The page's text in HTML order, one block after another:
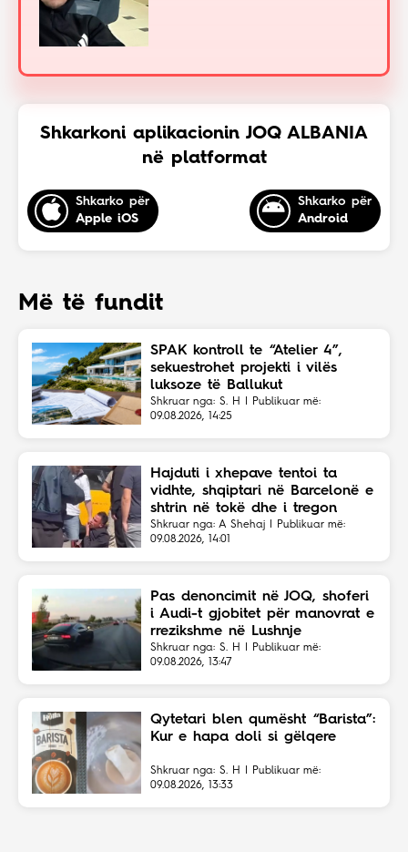
Shkarkoni aplikacionin JOQ ALBANIA
në platformat
Shkarko për
Apple iOS
Shkarko për
Android
Më të fundit
SPAK kontroll te “Atelier 4”,
sekuestrohet projekti i vilës
luksoze të Ballukut
Shkruar nga: S. H | Publikuar më:
09.08.2026, 14:25
Hajduti i xhepave tentoi ta
vidhte, shqiptari në Barcelonë e
shtrin në tokë dhe i tregon
vendin
Shkruar nga: A Shehaj | Publikuar më:
09.08.2026, 14:01
Pas denoncimit në JOQ, shoferi
i Audi-t gjobitet për manovrat e
rrezikshme në Lushnje
Shkruar nga: S. H | Publikuar më:
09.08.2026, 13:47
Qytetari blen qumësht “Barista”:
Kur e hapa doli si gëlqere
Shkruar nga: S. H | Publikuar më:
09.08.2026, 13:33